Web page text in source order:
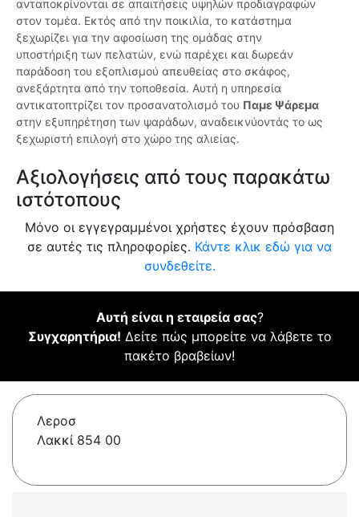
ανταποκρίνονται σε απαιτήσεις υψηλών προδιαγραφών
στον τομέα. Εκτός από την ποικιλία, το κατάστημα
ξεχωρίζει για την αφοσίωση της ομάδας στην
υποστήριξη των πελατών, ενώ παρέχει και δωρεάν
παράδοση του εξοπλισμού απευθείας στο σκάφος,
ανεξάρτητα από την τοποθεσία. Αυτή η υπηρεσία
αντικατοπτρίζει τον προσανατολισμό του Παμε Ψάρεμα
στην εξυπηρέτηση των ψαράδων, αναδεικνύοντάς το ως
ξεχωριστή επιλογή στο χώρο της αλιείας.
Αξιολογήσεις από τους παρακάτω
ιστότοπους
Μόνο οι εγγεγραμμένοι χρήστες έχουν πρόσβαση
σε αυτές τις πληροφορίες. Κάντε κλικ εδώ για να
συνδεθείτε.
Αυτή είναι η εταιρεία σας?
Συγχαρητήρια! Δείτε πώς μπορείτε να λάβετε το
πακέτο βραβείων!
Λεροσ
Λακκί 854 00